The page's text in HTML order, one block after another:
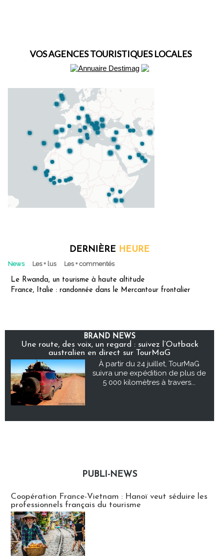
VOS AGENCES TOURISTIQUES LOCALES
DERNIÈRE HEURE
News Les + lus Les + commentés
Le Rwanda, un tourisme à haute altitude
France, Italie : randonnée dans le Mercantour frontalier
BRAND NEWS
Une route, des voix, un regard : suivez l’Outback
australien en direct sur TourMaG
À partir du 24 juillet, TourMaG
suivra une expédition de plus de
5 000 kilomètres à travers...
PUBLI-NEWS
Coopération France-Vietnam : Hanoï veut séduire les
professionnels français du tourisme